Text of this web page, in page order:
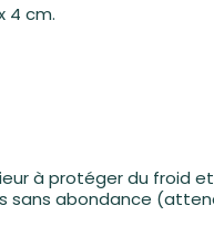
4 cm.
à protéger du froid
sans abondance